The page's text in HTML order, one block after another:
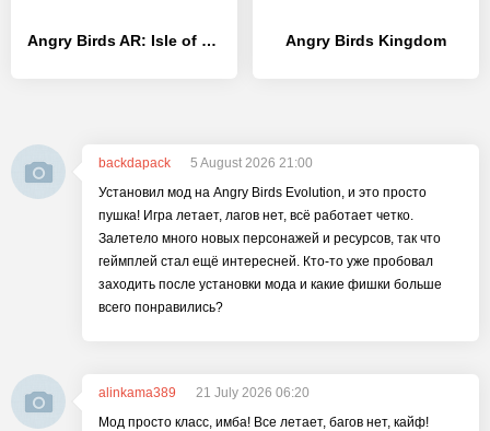
Angry Birds AR: Isle of Pigs Angry Birds Kingdom
backdapack
5 August 2026 21:00
Установил мод на Angry Birds Evolution, и это просто
пушка! Игра летает, лагов нет, всё работает четко.
Залетело много новых персонажей и ресурсов, так что
геймплей стал ещё интересней. Кто-то уже пробовал
заходить после установки мода и какие фишки больше
всего понравились?
alinkama389
21 July 2026 06:20
Мод просто класс, имба! Все летает, багов нет, кайф!